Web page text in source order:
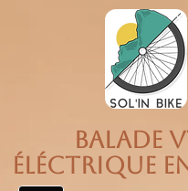
Balade
éléctrique